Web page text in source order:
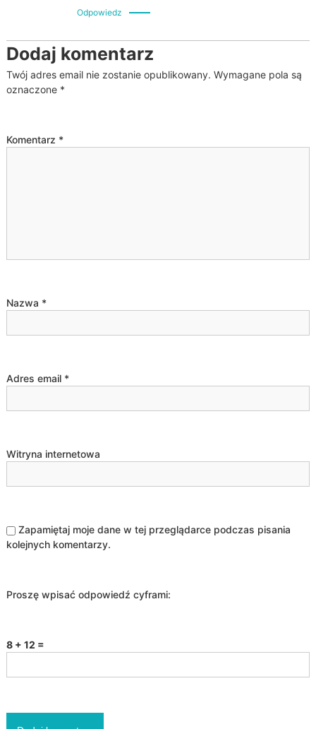
p
i
u
Odpowiedz
Dodaj komentarz
Twój adres email nie zostanie opublikowany. Wymagane pola są
oznaczone *
Komentarz *
Nazwa *
Adres email *
Witryna internetowa
Zapamiętaj moje dane w tej przeglądarce podczas pisania
kolejnych komentarzy.
Proszę wpisać odpowiedź cyframi:
8 + 12 =